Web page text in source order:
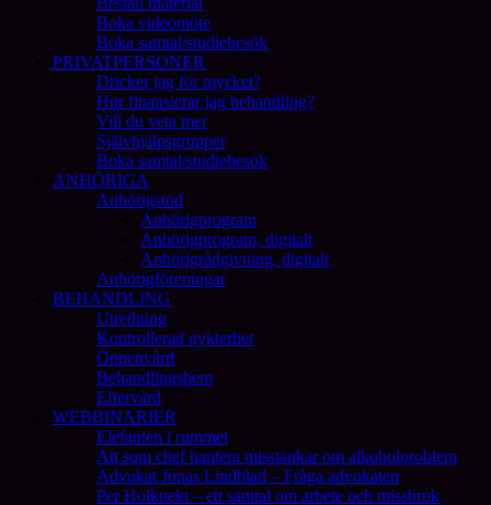
Boka videomöte
Boka samtal/studiebesök
PRIVATPERSONER
Dricker jag för mycket?
Hur finansierar jag behandling?
Vill du veta mer
Självhjälpsgrupper
Boka samtal/studiebesök
ANHÖRIGA
Anhörigstöd
Anhörigprogram
Anhörigprogram, digitalt
Anhörigrådgivning, digitalt
Anhörigföreningar
BEHANDLING
Utredning
Kontrollerad nykterhet
Öppenvård
Behandlingshem
Eftervård
WEBBINARIER
Elefanten i rummet
Att som chef hantera misstankar om alkoholproblem
Advokat Jonas Lindblad – Fråga advokaten
Per Holknekt – ett samtal om arbete och missbruk